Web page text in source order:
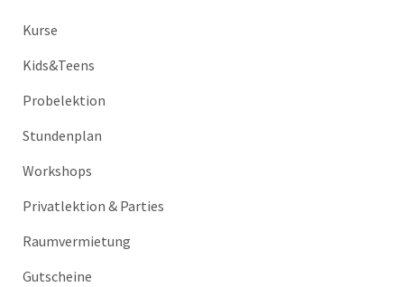
Kurse
Kids&Teens
Probelektion
Stundenplan
Workshops
Privatlektion & Parties
Raumvermietung
Gutscheine